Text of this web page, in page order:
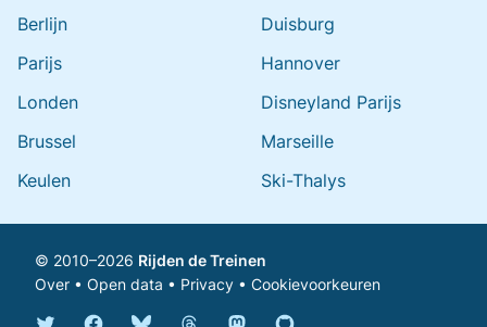
Berlijn
Parijs
Londen
Brussel
Keulen
Duisburg
Hannover
Disneyland Parijs
Marseille
Ski-Thalys
© 2010–2026 Rijden de Treinen
Over • Open data • Privacy • Cookievoorkeuren